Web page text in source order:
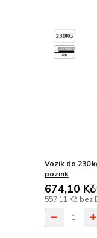
Vozík do 230
pozink
674,10 Kč/
557,11 Kč bez